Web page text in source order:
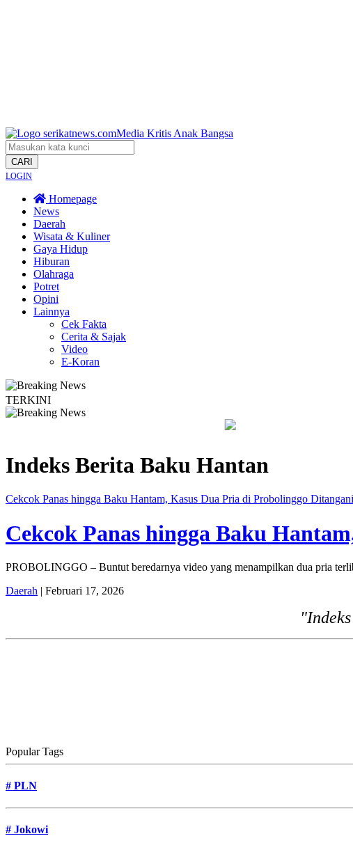
CARI
LOGIN
Homepage
News
Daerah
Wisata & Kuliner
Gaya Hidup
Hiburan
Olahraga
Potret
Opini
Lainnya
Cek Fakta
Cerita & Sajak
Video
E-Koran
TERKINI
Legislator PKB Kecam Aksi
Indeks Berita Baku Hantan
Cekcok Panas hingga Baku Hantam, Kasus Dua Pria di Probolinggo
Cekcok Panas hingga Baku
PROBOLINGGO – Buntut beredarnya video yang menampilkan dua pria
Daerah | Februari 17, 2026
Popular Tags
# PLN
# Jokowi